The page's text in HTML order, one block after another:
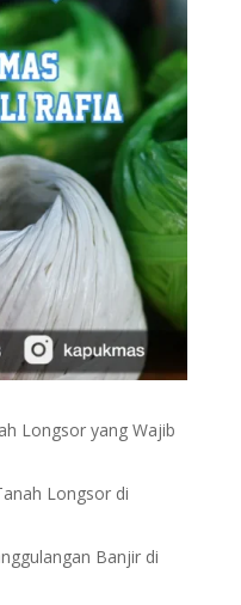
Longsor yang Wajib
Longsor di
Banjir di